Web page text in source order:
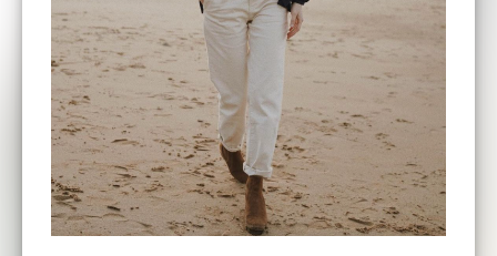
.
Frais pédagogiques
LE PRIX INCLUS
Les 3 nuits et la nourriture durant tout le
séjour.
✨